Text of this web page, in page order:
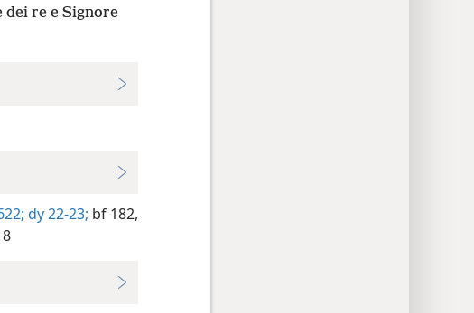
dei re e Signore
dy 22-23; bf 182,